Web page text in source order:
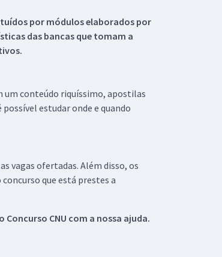
por módulos elaborados por
das bancas que tomam a
um conteúdo riquíssimo, apostilas
estudar onde e quando
vagas ofertadas. Além disso, os
que está prestes a
Concurso CNU com a nossa ajuda.